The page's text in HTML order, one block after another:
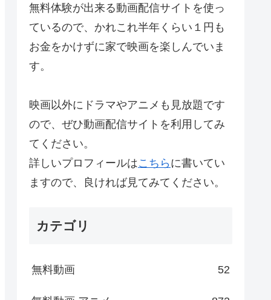
無料体験が出来る動画配信サイトを使っ
ているので、かれこれ半年くらい１円も
お金をかけずに家で映画を楽しんでいま
す。
映画以外にドラマやアニメも見放題です
ので、ぜひ動画配信サイトを利用してみ
てください。
詳しいプロフィールはこちら に書いてい
ますので、良ければ見てみてください。
カテゴリ
無料動画 52